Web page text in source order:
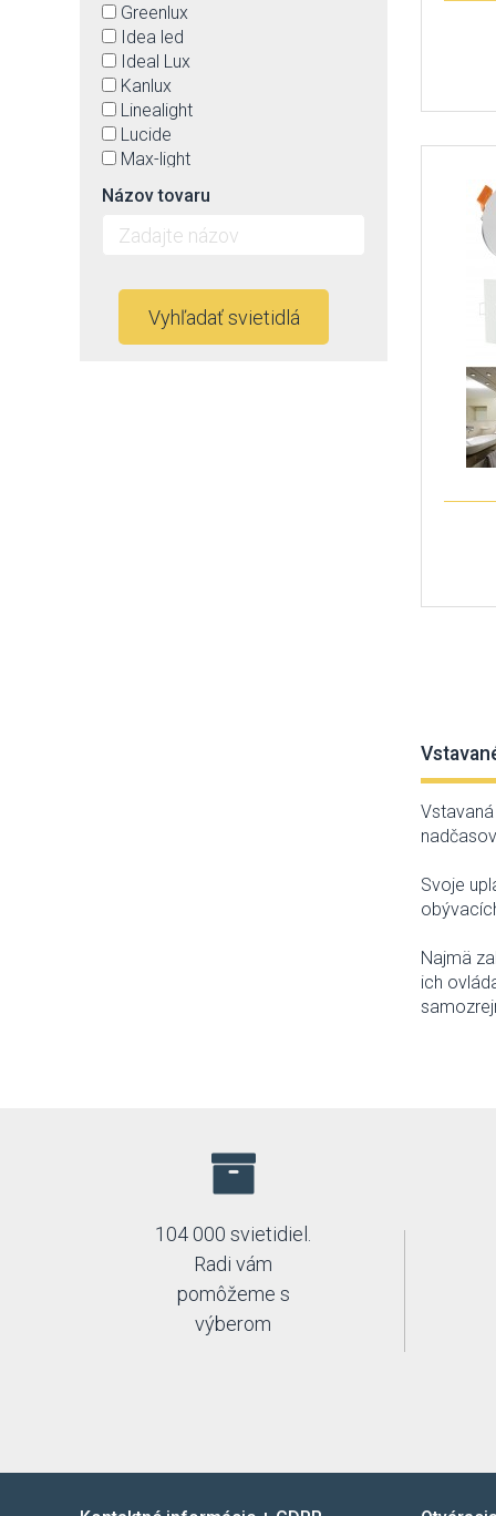
Vstavaná
Svoje
Najmä
ich
Greenlux
Idea led
Ideal Lux
Kanlux
Linealight
Lucide
Max-light
Nowodvorski
Orion
Panlux
Rabalux
Rendl
Názov tovaru
Vyhľadať svietidlá
104 000 svietidiel.
Radi vám
pomôžeme s
výberom